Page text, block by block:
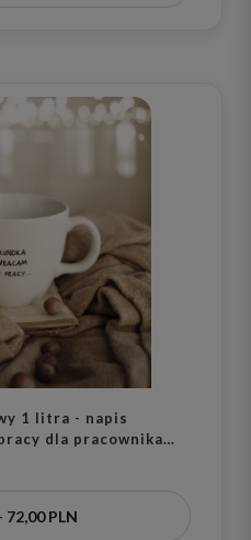
1 litra - napis
dla pracownika
72,00 PLN